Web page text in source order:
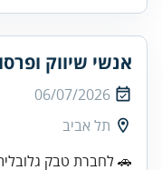
אנשי שיווק
06/07/2026
תל אביב
🚗 לחברת טבק